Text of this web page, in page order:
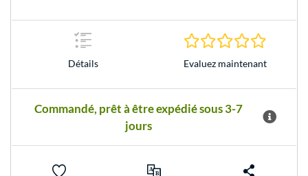
Détails Evaluez maintenant
Commandé, prêt à être expédié sous 3-7
jours